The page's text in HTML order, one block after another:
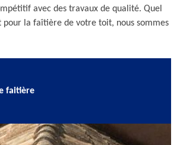
avec des travaux de qualité. Quel
la faîtière de votre toit, nous sommes
faitière